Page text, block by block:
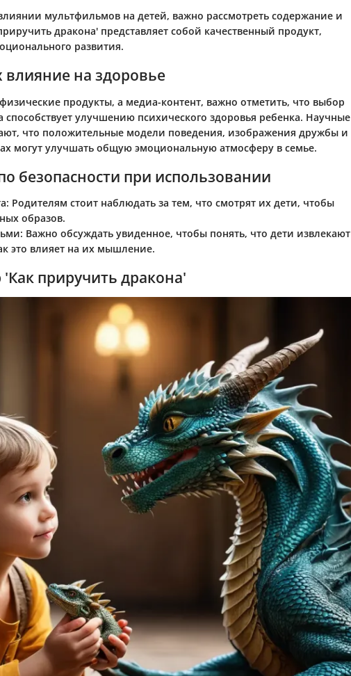
мультфильмов на детей, важно рассмотреть содержание и
дракона' представляет собой качественный продукт,
развития.
на здоровье
продукты, а медиа-контент, важно отметить, что выбор
способствует улучшению психического здоровья ребенка. Научные
что положительные модели поведения, изображения дружбы и
могут улучшать общую эмоциональную атмосферу в семье.
безопасности при использовании
: Родителям стоит наблюдать за тем, что смотрят их дети, чтобы
образов.
: Важно обсуждать увиденное, чтобы понять, что дети извлекают
это влияет на их мышление.
приручить дракона'